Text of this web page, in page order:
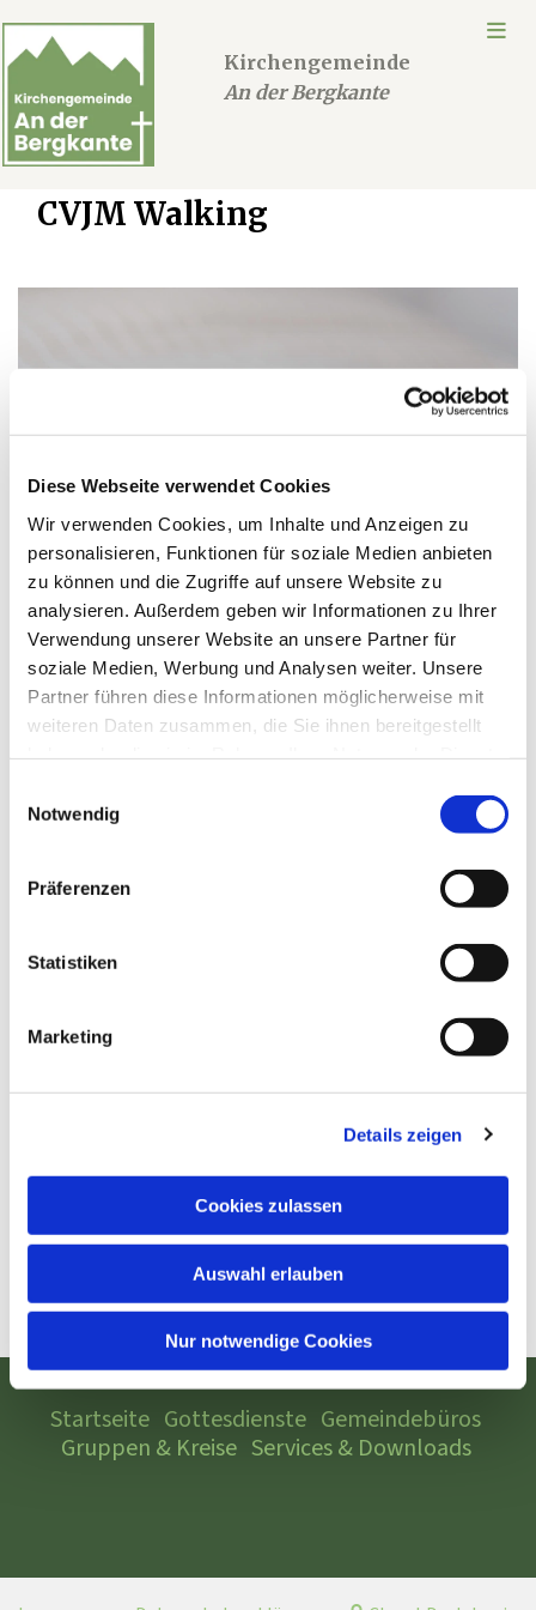
Diese Webseite verwendet Cookies
Wir verwenden Cookies, um Inhalte und Anzeigen zu
personalisieren, Funktionen für soziale Medien anbieten
zu können und die Zugriffe auf unsere Website zu
analysieren. Außerdem geben wir Informationen zu Ihrer
Verwendung unserer Website an unsere Partner für
soziale Medien, Werbung und Analysen weiter. Unsere
Partner führen diese Informationen möglicherweise mit
weiteren Daten zusammen, die Sie ihnen bereitgestellt
Notwendig
Präferenzen
Statistiken
Marketing
Details zeigen
Cookies zulassen
Auswahl erlauben
Nur notwendige Cookies
Kirchengemeinde
An der Bergkante
CVJM Walking
Dienstag, 23. März 2027, 18:00 Uhr
Startseite Gottesdienste Gemeindebüros
Gruppen & Kreise Services & Downloads